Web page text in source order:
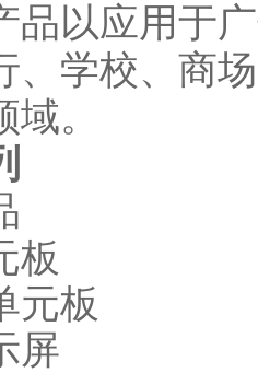
以应用于
、学校、商
。
板
元板
屏